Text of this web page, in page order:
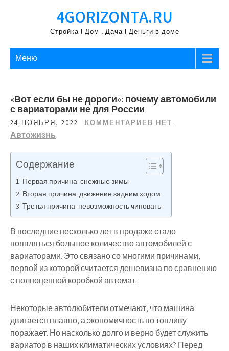
содержимому
4GORIZONTA.RU
Стройка l Дом l Дача l Деньги в доме
Меню
«Вот если бы не дороги»: почему автомобили
с вариаторами не для России
24 НОЯБРЯ, 2022 КОММЕНТАРИЕВ НЕТ
Автожизнь
Содержание
Первая причина: снежные зимы
Вторая причина: движение задним ходом
Третья причина: невозможность чиповать
В последние несколько лет в продаже стало
появляться большое количество автомобилей с
вариаторами. Это связано со многими причинами,
первой из которой считается дешевизна по сравнению
с полноценной коробкой автомат.
Некоторые автолюбители отмечают, что машина
двигается плавно, а экономичность по топливу
поражает. Но насколько долго и верно будет служить
вариатор в наших климатических условиях? Перед